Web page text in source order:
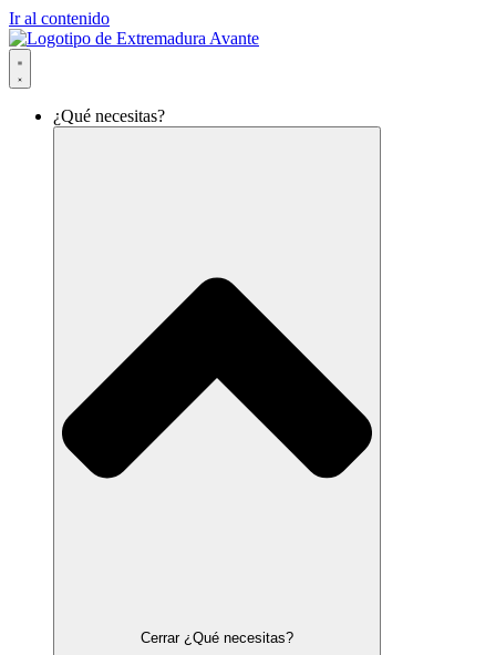
Ir al contenido
¿Qué necesitas?
Cerrar ¿Qué necesitas?